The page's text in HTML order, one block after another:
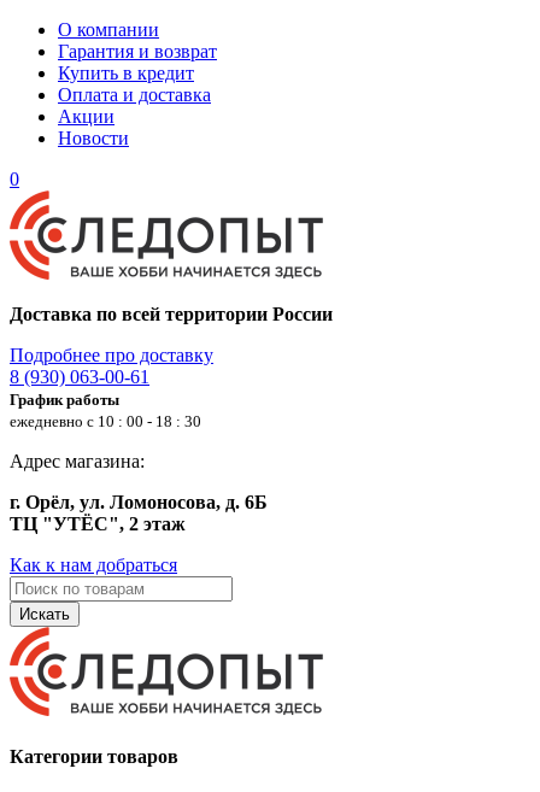
О компании
Гарантия и возврат
Купить в кредит
Оплата и доставка
Акции
Новости
0
Доставка по всей территории России
Подробнее про доставку
8 (930) 063-00-61
График работы
ежедневно с 10 : 00 - 18 : 30
Адрес магазина:
г. Орёл, ул. Ломоносова, д. 6Б
ТЦ "УТЁС", 2 этаж
Как к нам добраться
Искать
Категории товаров